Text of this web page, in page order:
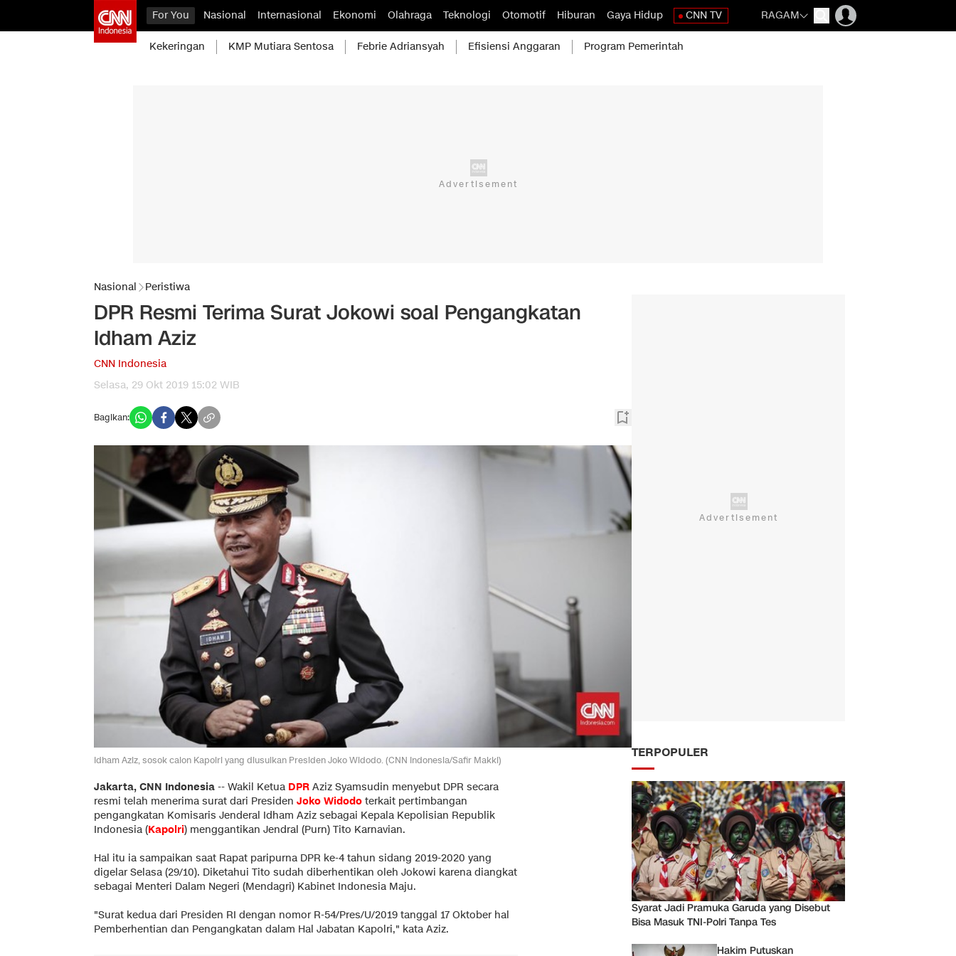
For You Nasional Internasional Ekonomi Olahraga Teknologi Otomotif Hiburan Gaya Hidup CNN TV RAGAM
Kekeringan KMP Mutiara Sentosa Febrie Adriansyah Efisiensi Anggaran Program Pemerintah
Nasional Peristiwa
DPR Resmi Terima Surat Jokowi soal Pengangkatan
Idham Aziz
CNN Indonesia
Selasa, 29 Okt 2019 15:02 WIB
Bagikan:
Idham Aziz, sosok calon Kapolri yang diusulkan Presiden Joko Widodo. (CNN Indonesia/Safir Makki)
Jakarta, CNN Indonesia -- Wakil Ketua DPR Aziz Syamsudin menyebut DPR secara
resmi telah menerima surat dari Presiden Joko Widodo terkait pertimbangan
pengangkatan Komisaris Jenderal Idham Aziz sebagai Kepala Kepolisian Republik
Indonesia (Kapolri) menggantikan Jendral (Purn) Tito Karnavian.
Hal itu ia sampaikan saat Rapat paripurna DPR ke-4 tahun sidang 2019-2020 yang
digelar Selasa (29/10). Diketahui Tito sudah diberhentikan oleh Jokowi karena diangkat
sebagai Menteri Dalam Negeri (Mendagri) Kabinet Indonesia Maju.
"Surat kedua dari Presiden RI dengan nomor R-54/Pres/U/2019 tanggal 17 Oktober hal
Pemberhentian dan Pengangkatan dalam Hal Jabatan Kapolri," kata Aziz.
TERPOPULER
Syarat Jadi Pramuka Garuda yang Disebut
Bisa Masuk TNI-Polri Tanpa Tes
Hakim Putuskan